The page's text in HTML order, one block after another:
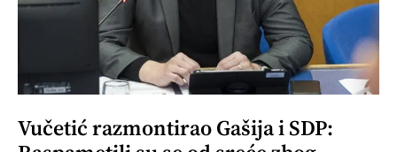
Vučetić razmontirao Gašija i SDP: